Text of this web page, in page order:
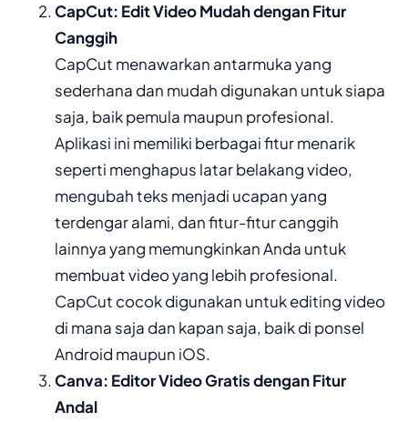
CapCut: Edit Video Mudah dengan Fitur
Canggih
CapCut menawarkan antarmuka yang
sederhana dan mudah digunakan untuk siapa
saja, baik pemula maupun profesional.
Aplikasi ini memiliki berbagai fitur menarik
seperti menghapus latar belakang video,
mengubah teks menjadi ucapan yang
terdengar alami, dan fitur-fitur canggih
lainnya yang memungkinkan Anda untuk
membuat video yang lebih profesional.
CapCut cocok digunakan untuk editing video
di mana saja dan kapan saja, baik di ponsel
Android maupun iOS.
Canva: Editor Video Gratis dengan Fitur
Andal